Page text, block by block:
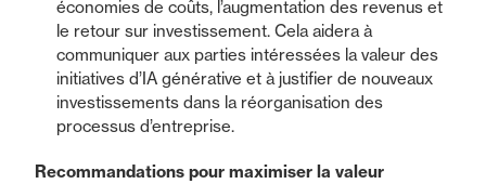
économies de coûts, l’augmentation des revenus et
le retour sur investissement. Cela aidera à
communiquer aux parties intéressées la valeur des
initiatives d’IA générative et à justifier de nouveaux
investissements dans la réorganisation des
processus d’entreprise.
Recommandations pour maximiser la valeur